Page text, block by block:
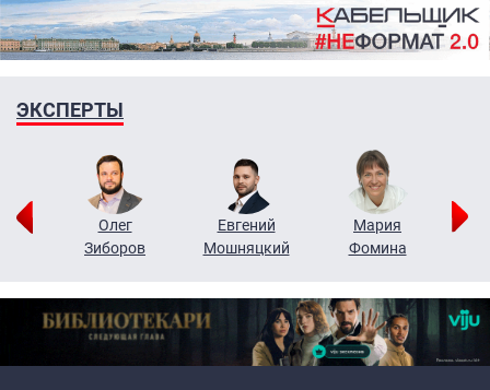
ЭКСПЕРТЫ
Олег
Зиборов
Евгений
Мошняцкий
Мария
Фомина